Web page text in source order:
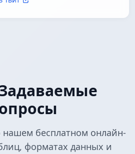
бесплатном онлайн-
форматах данных и